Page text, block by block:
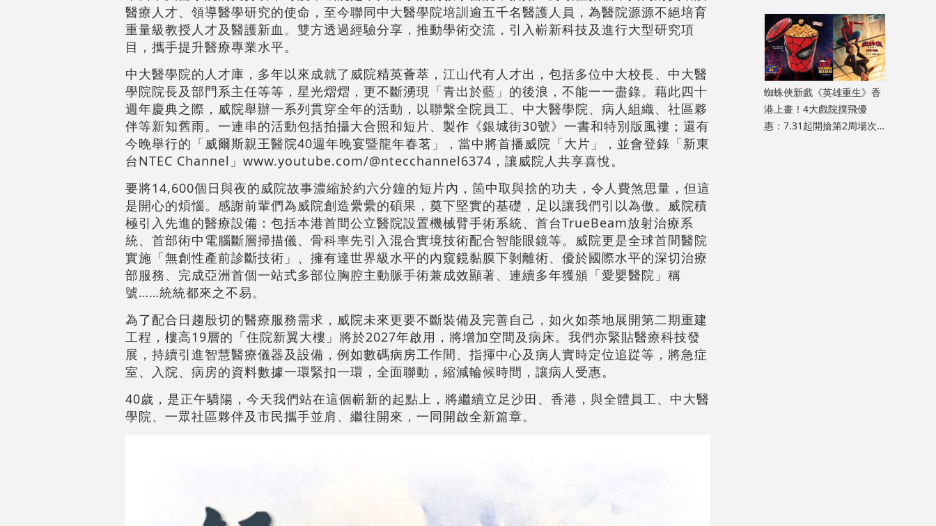
醫療人才、領導醫學研究的使命，至今聯同中大醫學院培訓逾五千名醫護人員，為醫院源源不絕培育
重量級教授人才及醫護新血。雙方透過經驗分享，推動學術交流，引入嶄新科技及進行大型研究項
目，攜手提升醫療專業水平。
中大醫學院的人才庫，多年以來成就了威院精英薈萃，江山代有人才出，包括多位中大校長、中大醫
學院院長及部門系主任等等，星光熠熠，更不斷湧現「青出於藍」的後浪，不能一一盡錄。藉此四十
週年慶典之際，威院舉辦一系列貫穿全年的活動，以聯繫全院員工、中大醫學院、病人組織、社區夥
伴等新知舊雨。一連串的活動包括拍攝大合照和短片、製作《銀城街30號》一書和特別版風褸；還有
今晚舉行的「威爾斯親王醫院40週年晚宴暨龍年春茗」，當中將首播威院「大片」，並會登錄「新東
台NTEC Channel」 www.youtube.com/@ntecchannel6374 ，讓威院人共享喜悅。
要將14,600個日與夜的威院故事濃縮於約六分鐘的短片內，箇中取與捨的功夫，令人費煞思量，但這
是開心的煩惱。感謝前輩們為威院創造纍纍的碩果，奠下堅實的基礎，足以讓我們引以為傲。威院積
極引入先進的醫療設備：包括本港首間公立醫院設置機械臂手術系統、首台TrueBeam放射治療系
統、首部術中電腦斷層掃描儀、骨科率先引入混合實境技術配合智能眼鏡等。威院更是全球首間醫院
實施「無創性產前診斷技術」、擁有達世界級水平的內窺鏡黏膜下剝離術、優於國際水平的深切治療
部服務、完成亞洲首個一站式多部位胸腔主動脈手術兼成效顯著、連續多年獲頒「愛嬰醫院」稱
號……統統都來之不易。
為了配合日趨殷切的醫療服務需求，威院未來更要不斷裝備及完善自己，如火如荼地展開第二期重建
工程，樓高19層的「住院新翼大樓」將於2027年啟用，將增加空間及病床。我們亦緊貼醫療科技發
展，持續引進智慧醫療儀器及設備，例如數碼病房工作間、指揮中心及病人實時定位追踨等，將急症
室、入院、病房的資料數據一環緊扣一環，全面聯動，縮減輪候時間，讓病人受惠。
40歲，是正午驕陽，今天我們站在這個嶄新的起點上，將繼續立足沙田、香港，與全體員工、中大醫
學院、一眾社區夥伴及市民攜手並肩、繼往開來，一同開啟全新篇章。
蜘蛛俠新戲《英雄重生》香
港上畫！4大戲院撲飛優
惠：7.31起開搶第2周場次